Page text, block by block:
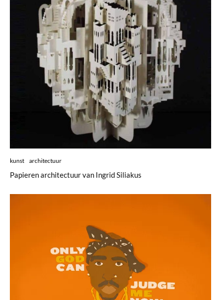
kunst architectuur
Papieren architectuur van Ingrid Siliakus